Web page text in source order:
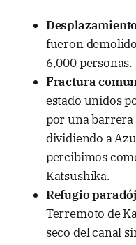
fueron
6,000 personas.
Fractura
estado unidos
por una barrera
dividiendo a
percibimos
Katsushika.
Refugio
Terremoto de
seco del canal